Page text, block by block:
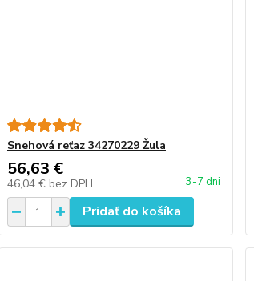
Snehová reťaz 34270229 Žula
56,63 €
46,04 € bez DPH 3-7 dni
Pridať do košíka